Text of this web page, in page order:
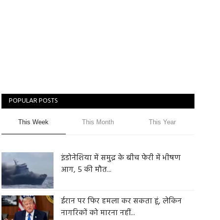
POPULAR POSTS
This Week This Month This Year
इंडोनेशिया में समुद्र के बीच फेरी में भीषण
आग, 5 की मौत...
ईरान पर फिर हमला कर सकता हूं, लेकिन
नागरिकों को मारना नहीं...